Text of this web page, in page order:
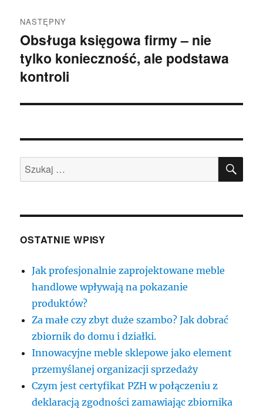
NASTĘPNY
Następny
wpis:
Obsługa księgowa firmy – nie
tylko konieczność, ale podstawa
kontroli
Szukaj:
OSTATNIE WPISY
Jak profesjonalnie zaprojektowane meble
handlowe wpływają na pokazanie
produktów?
Za małe czy zbyt duże szambo? Jak dobrać
zbiornik do domu i działki.
Innowacyjne meble sklepowe jako element
przemyślanej organizacji sprzedaży
Czym jest certyfikat PZH w połączeniu z
deklaracją zgodności zamawiając zbiornika